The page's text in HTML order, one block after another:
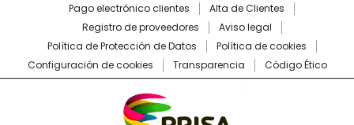
Pago electrónico clientes
Alta de Clientes
Registro de proveedores
Aviso legal
Política de Protección de Datos
Política de cookies
Configuración de cookies
Transparencia Código Ético